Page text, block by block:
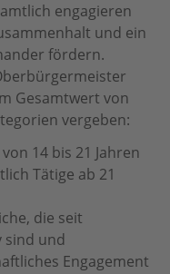
engagieren
und ein
fördern.
Gesamtwert von
vergeben:
14 bis 21 Jahren
Tätige ab 21
die seit
sind und
Engagement